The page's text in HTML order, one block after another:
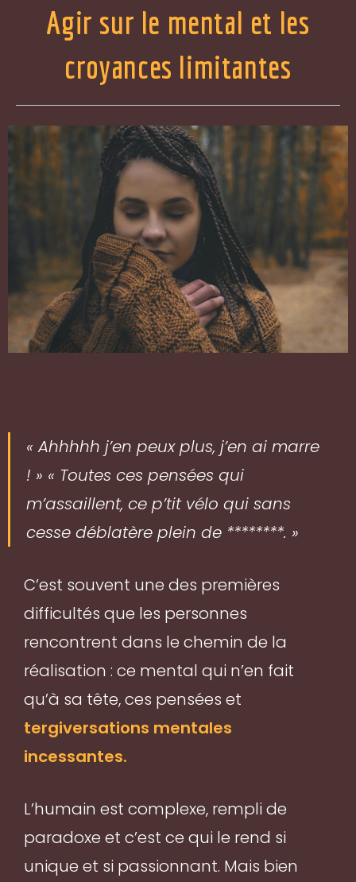
Agir sur le mental et les
croyances limitantes
« Ahhhhh j’en peux plus, j’en ai marre
! » « Toutes ces pensées qui
m’assaillent, ce p’tit vélo qui sans
cesse déblatère plein de ********. »
C’est souvent une des premières
difficultés que les personnes
rencontrent dans le chemin de la
réalisation : ce mental qui n’en fait
qu’à sa tête, ces pensées et
tergiversations mentales
incessantes.
L’humain est complexe, rempli de
paradoxe et c’est ce qui le rend si
unique et si passionnant. Mais bien